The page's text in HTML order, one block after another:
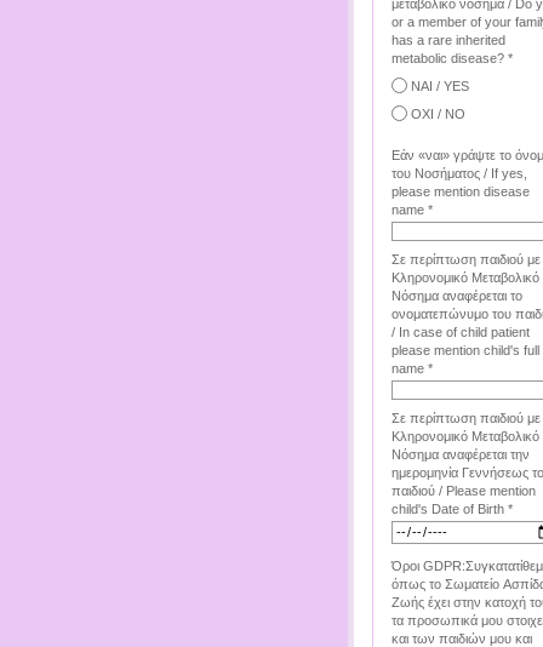
μεταβολικό νόσημα / Do
or a member of your
has a rare inherited
metabolic disease? *
ΝΑΙ / YES
ΟΧΙ / NO
Εάν «ναι» γράψτε το
του Νοσήματος / If yes,
please mention disease
name *
Σε περίπτωση παιδιού με
Κληρονομικό Μεταβολικό
Νόσημα αναφέρεται το
ονοματεπώνυμο του
/ In case of child patient
please mention child's full
name *
Σε περίπτωση παιδιού με
Κληρονομικό Μεταβολικό
Νόσημα αναφέρεται την
ημερομηνία Γεννήσεως
παιδιού / Please mention
child's Date of Birth *
Όροι
όπως το Σωματείο
Ζωής έχει στην κατοχή
τα προσωπικά μου
και των παιδιών μου και